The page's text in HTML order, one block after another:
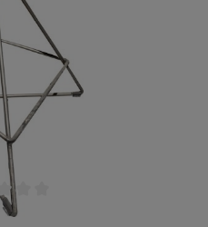
0 von 5 Sternen